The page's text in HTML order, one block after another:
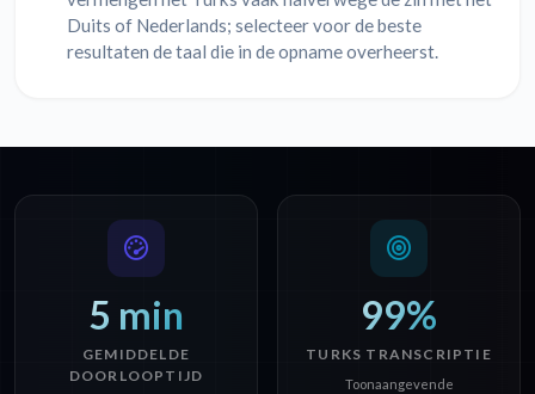
Duits of Nederlands; selecteer voor de beste
resultaten de taal die in de opname overheerst.
5 min
GEMIDDELDE
DOORLOOPTIJD
99%
TURKS TRANSCRIPTIE
Toonaangevende